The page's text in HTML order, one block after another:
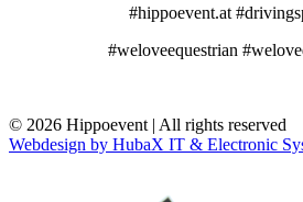
#hippoevent.at
#weloveequestrian
© 2026 Hippoevent | All rights reserved
Webdesign by HubaX IT & Electronic